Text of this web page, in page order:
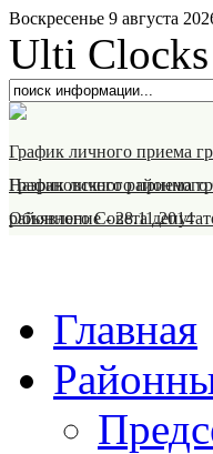
Воскресенье 9 августа
Ulti
График личного приема
Назрановского
График личного приема
районного Совета
Объявление-28.11.2014
Главная